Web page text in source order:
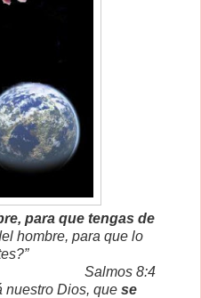
para que tengas de
hombre, para que lo
Salmos 8:4
nuestro Dios, que se